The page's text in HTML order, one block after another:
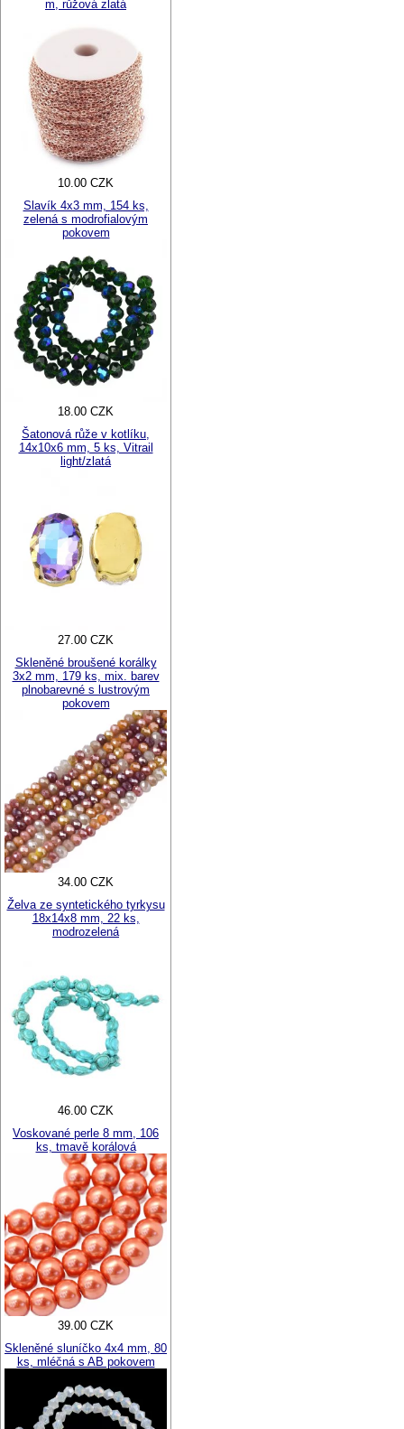
m, růžová zlatá
10.00 CZK
Slavík 4x3 mm, 154 ks,
zelená s modrofialovým
pokovem
18.00 CZK
Šatonová růže v kotlíku,
14x10x6 mm, 5 ks, Vitrail
light/zlatá
27.00 CZK
Skleněné broušené korálky
3x2 mm, 179 ks, mix. barev
plnobarevné s lustrovým
pokovem
34.00 CZK
Želva ze syntetického tyrkysu
18x14x8 mm, 22 ks,
modrozelená
46.00 CZK
Voskované perle 8 mm, 106
ks, tmavě korálová
39.00 CZK
Skleněné sluníčko 4x4 mm, 80
ks, mléčná s AB pokovem